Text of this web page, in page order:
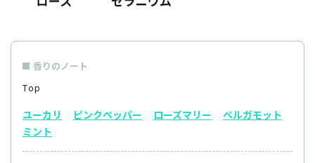
香りのノート
Top
ユーカリ ピンクペッパー ローズマリー
ベルガモット
ミント